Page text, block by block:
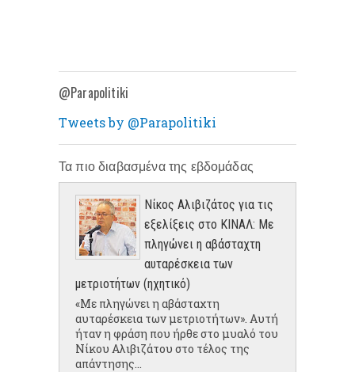
@Parapolitiki
Tweets by @Parapolitiki
Τα πιο διαβασμένα της εβδομάδας
Νίκος Αλιβιζάτος για τις
εξελίξεις στο ΚΙΝΑΛ: Με
πληγώνει η αβάσταχτη
αυταρέσκεια των
μετριοτήτων (ηχητικό)
«Με πληγώνει η αβάσταχτη
αυταρέσκεια των μετριοτήτων». Αυτή
ήταν η φράση που ήρθε στο μυαλό του
Νίκου Αλιβιζάτου στο τέλος της
απάντησης...